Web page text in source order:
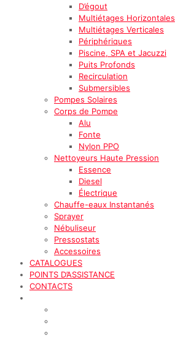
D’égout
Multiétages Horizontales
Multiétages Verticales
Périphériques
Piscine, SPA et Jacuzzi
Puits Profonds
Recirculation
Submersibles
Pompes Solaires
Corps de Pompe
Alu
Fonte
Nylon PPO
Nettoyeurs Haute Pression
Essence
Diesel
Électrique
Chauffe-eaux Instantanés
Sprayer
Nébuliseur
Pressostats
Accessoires
CATALOGUES
POINTS D’ASSISTANCE
CONTACTS